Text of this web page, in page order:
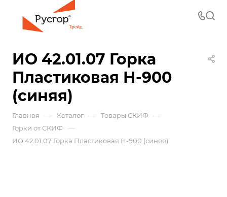
ИО 42.01.07 Горка
Пластиковая Н-900
(синяя)
Главная — Каталог — Товары СКИФ —
Горки от СКИФ —
ИО 42.01.07 Горка Пластиковая Н-900 (синяя)